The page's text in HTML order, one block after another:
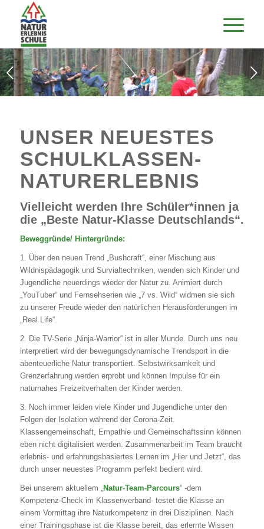
Weiter
1 2
UNSER NEUESTES
SCHULKLASSEN-
NATURERLEBNIS
Vielleicht werden Ihre Schüler*innen ja
die „Beste Natur-Klasse Deutschlands“.
Beweggründe/ Hintergründe:
1. Über den neuen Trend „Bushcraft“, einer Mischung aus
Wildnispädagogik und Survialtechniken, wenden sich Kinder und
Jugendliche neuerdings wieder der Natur zu. Animiert durch
„YouTuber“ und Fernsehserien wie „7 vs. Wild“ widmen sie sich
zu unserer Freude wieder den natürlichen Herausforderungen im
„Real Life“.
2. Die TV-Serie „Ninja-Warrior“ ist in aller Munde. Durch uns neu
interpretiert wird der bewegungsdynamische Trendsport in die
abenteuerliche Natur transportiert. Selbstwirksamkeit und
Grenzerfahrung werden erprobt und können Impulse für ein
naturnahes Freizeitverhalten der Kinder werden.
3. Noch immer leiden viele Kinder und Jugendliche unter den
Folgen der Isolation während der Corona-Zeit.
Klassengemeinschaft, Empathie und Gemeinschaftssinn können
eben nicht digitalisiert werden. Zusammenarbeit im Team braucht
erlebnis- und erfahrungsbasiertes Lernen im „Hier und Jetzt“, das
durch unser neuestes Programm perfekt bedient wird.
Bei unserem aktuellem „Natur-Team-Parcours“ -dem
Kompetenz-Check im Klassenverband- testet die Klasse an
einem Vormittag ihre Naturkompetenz in drei Disziplinen. Nach
einer Trainingsphase ist die Klasse bereit, das erlernte Wissen